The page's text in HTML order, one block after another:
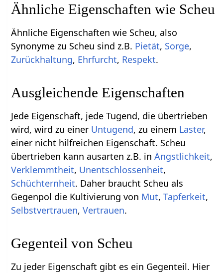
Ähnliche Eigenschaften wie Scheu
Ähnliche Eigenschaften wie Scheu, also
Synonyme zu Scheu sind z.B. Pietät, Sorge,
Zurückhaltung, Ehrfurcht, Respekt.
Ausgleichende Eigenschaften
Jede Eigenschaft, jede Tugend, die übertrieben
wird, wird zu einer Untugend, zu einem Laster,
einer nicht hilfreichen Eigenschaft. Scheu
übertrieben kann ausarten z.B. inÄngstlichkeit,
Verklemmtheit, Unentschlossenheit,
Schüchternheit. Daher braucht Scheu als
Gegenpol die Kultivierung von Mut,Tapferkeit,
Selbstvertrauen,Vertrauen.
Gegenteil von Scheu
Zu jeder Eigenschaft gibt es ein Gegenteil. Hier